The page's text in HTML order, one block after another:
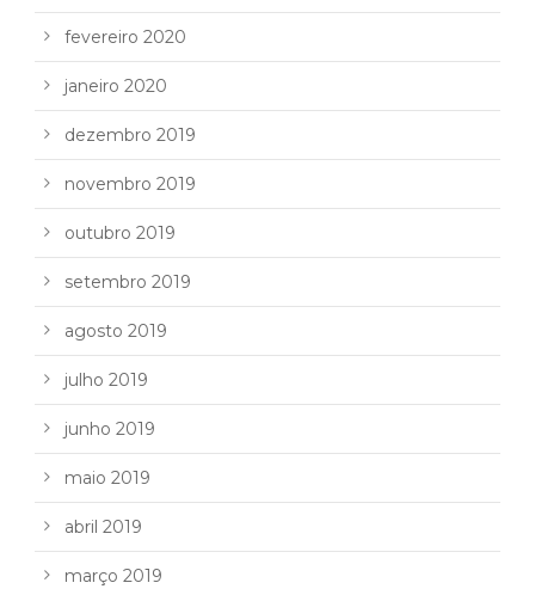
fevereiro 2020
janeiro 2020
dezembro 2019
novembro 2019
outubro 2019
setembro 2019
agosto 2019
julho 2019
junho 2019
maio 2019
abril 2019
março 2019